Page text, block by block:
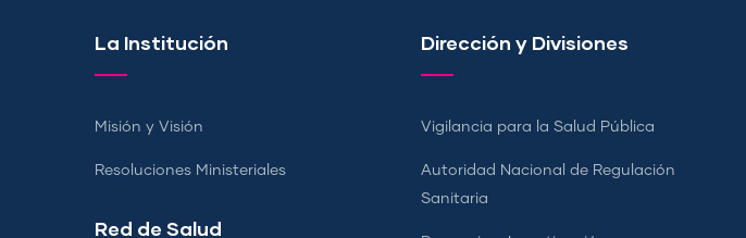
La Institución
Misión y Visión
Resoluciones Ministeriales
Red de Salud
Dirección y Divisiones
Vigilancia para la Salud Pública
Autoridad Nacional de Regulación
Sanitaria